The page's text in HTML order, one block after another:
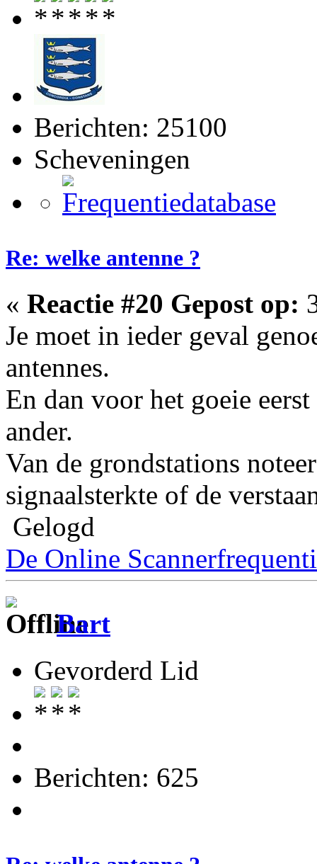
Berichten: 25100
Scheveningen
Re: welke antenne ?
« Reactie #20 Gepost op:
Je moet in ieder geval
antennes.
En dan voor het goeie
ander.
Van de grondstations
signaalsterkte of de
Gelogd
De Online
Bart
Gevorderd Lid
Berichten: 625